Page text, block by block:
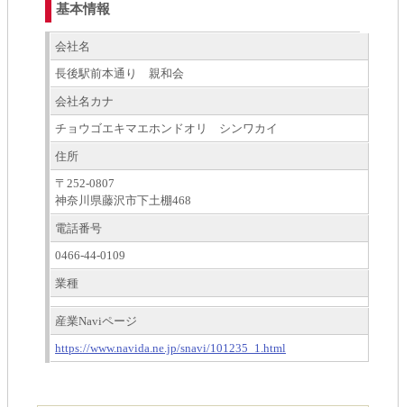
基本情報
会社名
長後駅前本通り 親和会
会社名カナ
チョウゴエキマエホンドオリ シンワカイ
住所
〒252-0807
神奈川県藤沢市下土棚468
電話番号
0466-44-0109
業種
産業Naviページ
https://www.navida.ne.jp/snavi/101235_1.html